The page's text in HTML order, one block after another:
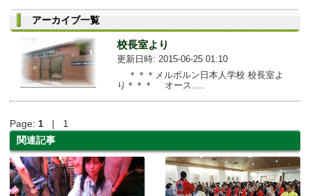
アーカイブ一覧
校長室より
更新日時: 2015-06-25 01:10
＊＊＊メルボルン日本人学校 校長室よ
り＊＊＊ オース.....
Page: 1 | 1
関連記事